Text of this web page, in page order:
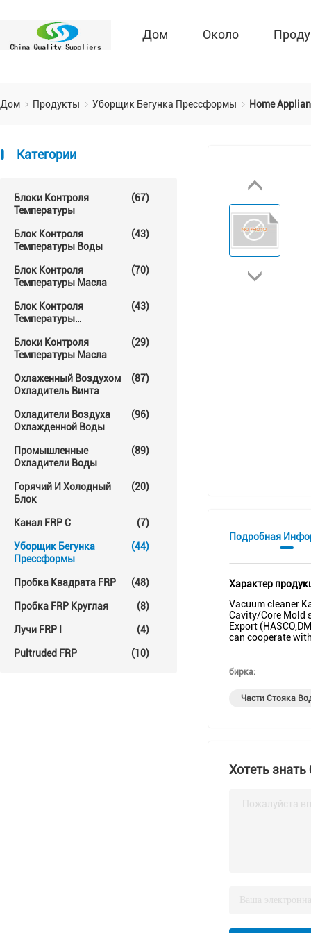
Дом Около
Дом Продукты Уборщик Бегунка Прессформы Home
Категории
Блоки Контроля
Температуры
(67)
Блок Контроля
Температуры Воды
(43)
Блок Контроля
Температуры Масла
(70)
Блок Контроля
Температуры
(43)
Блоки Контроля
Температуры Масла
(29)
Охлаженный Воздухом
Охладитель Винта
(87)
Охладители Воздуха
Охлажденной Воды
(96)
Промышленные
Охладители Воды
(89)
Горячий И Холодный
Блок
(20)
Канал FRP C (7)
Уборщик Бегунка
Прессформы
(44)
Пробка Квадрата FRP (48)
Пробка FRP Круглая (8)
Лучи FRP I (4)
Pultruded FRP (10)
Подробная
Характер
Vacuum cleaner
Cavity/Core Mold
Export
can cooperate
бирка:
Части Стояка
Хотеть
Пожалуйста